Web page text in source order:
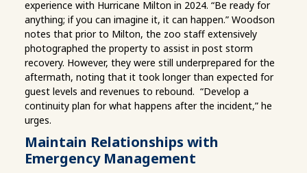
experience with Hurricane Milton in 2024. “Be ready for
anything; if you can imagine it, it can happen.” Woodson
notes that prior to Milton, the zoo staff extensively
photographed the property to assist in post storm
recovery. However, they were still underprepared for the
aftermath, noting that it took longer than expected for
guest levels and revenues to rebound. “Develop a
continuity plan for what happens after the incident,” he
urges.
Maintain Relationships with
Emergency Management